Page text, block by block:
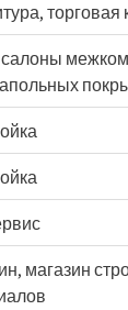
торговая
магазин